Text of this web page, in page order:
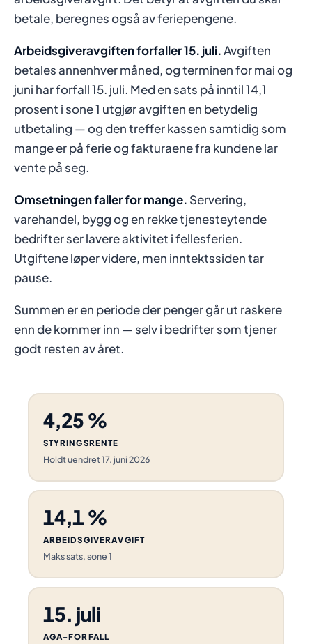
betale, beregnes også av feriepengene.
Arbeidsgiveravgiften forfaller 15. juli.Avgiften
betales annenhver måned, og terminen for mai og
juni har forfall 15. juli. Med en sats på inntil 14,1
prosent i sone 1 utgjør avgiften en betydelig
utbetaling — og den treffer kassen samtidig som
mange er på ferie og fakturaene fra kundene lar
vente på seg.
Omsetningen faller for mange. Servering,
varehandel, bygg og en rekke tjenesteytende
bedrifter ser lavere aktivitet i fellesferien.
Utgiftene løper videre, men inntektssiden tar
pause.
Summen er en periode der penger går ut raskere
enn de kommer inn — selv i bedrifter som tjener
godt resten av året.
4,25 %
STYRINGSRENTE
Holdt uendret 17. juni 2026
14,1 %
ARBEIDSGIVERAVGIFT
Maks sats, sone 1
15. juli
AGA-FORFALL